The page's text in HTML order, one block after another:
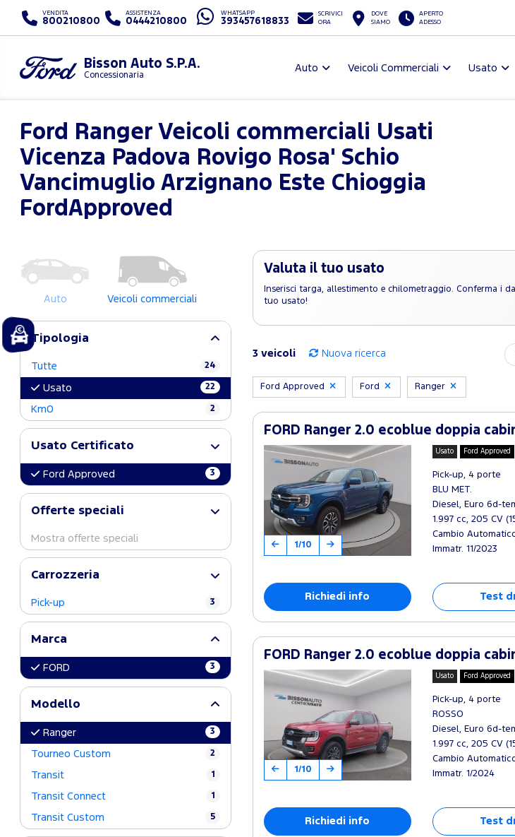
VENDITA
800210800
ASSISTENZA
0444210800
WHATSAPP
393457618833
SCRIVICI
ORA
DOVE
SIAMO
APERTO
ADESSO
Bisson Auto S.P.A.
Concessionaria
Auto Veicoli Commerciali Usato
Ford Ranger Veicoli commerciali Usati
Vicenza Padova Rovigo Rosa' Schio
Vancimuglio Arzignano Este Chioggia
FordApproved
Auto Veicoli commerciali
Tipologia
Tutte 24
Usato 22
Km0 2
Usato Certificato
Ford Approved 3
Offerte speciali
Mostra offerte speciali
Carrozzeria
Pick-up 3
Marca
FORD 3
Modello
Ranger 3
Tourneo Custom 2
Transit 1
Transit Connect 1
Transit Custom 5
Valuta il tuo usato
Inserisci targa, allestimento e chilometraggio. Conferma i
tuo usato!
3 veicoli Nuova ricerca
Ford Approved Ford Ranger
FORD Ranger 2.0 ecoblue doppia
1/10
Usato Ford Approved
Pick-up, 4 porte
BLU MET.
Diesel, Euro 6d-
1.997 cc, 205 CV
Cambio
Immatr. 11/2023
Richiedi info Test
FORD Ranger 2.0 ecoblue doppia
1/10
Usato Ford Approved
Pick-up, 4 porte
ROSSO
Diesel, Euro 6d-
1.997 cc, 205 CV
Cambio
Immatr. 1/2024
Richiedi info Test